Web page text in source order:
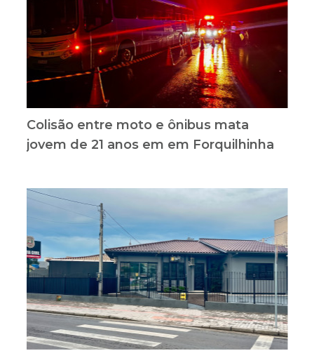
Colisão entre moto e ônibus mata
jovem de 21 anos em em Forquilhinha